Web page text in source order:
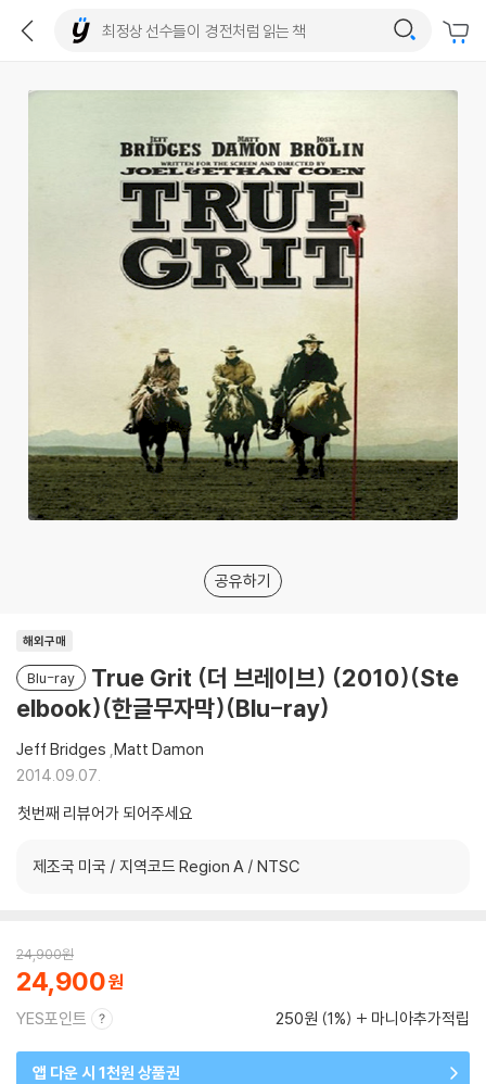
공유하기
해외구매
Blu-ray
True Grit (더 브레이브) (2010)(Ste
elbook)(한글무자막)(Blu-ray)
Jeff Bridges ,Matt Damon
2014.09.07.
첫번째 리뷰어가 되어주세요
제조국 미국 / 지역코드 Region A / NTSC
24,900원
24,900
YES포인트 250원 (1%) 마니아추가적립
앱 다운 시 1천원 상품권